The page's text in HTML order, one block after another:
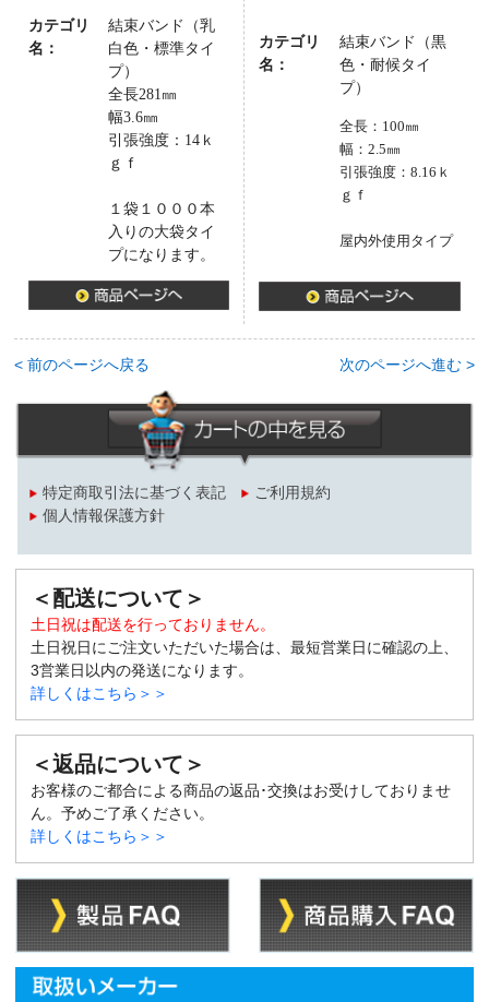
カテゴリ
名：
結束バンド（乳
白色・標準タイ
プ）
全長281㎜
幅3.6㎜
引張強度：14ｋ
ｇｆ
１袋１０００本
入りの大袋タイ
プになります。
カテゴリ
名：
結束バンド（黒
色・耐候タイ
プ）
全長：100㎜
幅：2.5㎜
引張強度：8.16ｋ
ｇｆ
屋内外使用タイプ
< 前のページへ戻る 次のページへ進む >
特定商取引法に基づく表記
ご利用規約
個人情報保護方針
＜配送について＞
土日祝は配送を行っておりません。
土日祝日にご注文いただいた場合は、最短営業日に確認の上、
3営業日以内の発送になります。
詳しくはこちら＞＞
＜返品について＞
お客様のご都合による商品の返品･交換はお受けしておりませ
ん。予めご了承ください。
詳しくはこちら＞＞